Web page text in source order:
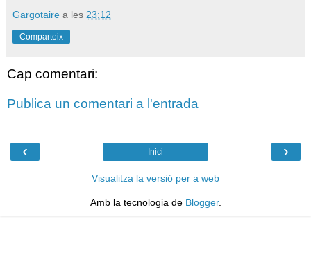
Gargotaire a les 23:12
Comparteix
Cap comentari:
Publica un comentari a l'entrada
‹ ›
Inici
Visualitza la versió per a web
Amb la tecnologia de Blogger.